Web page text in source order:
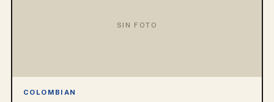
SIN FOTO
COLOMBIAN